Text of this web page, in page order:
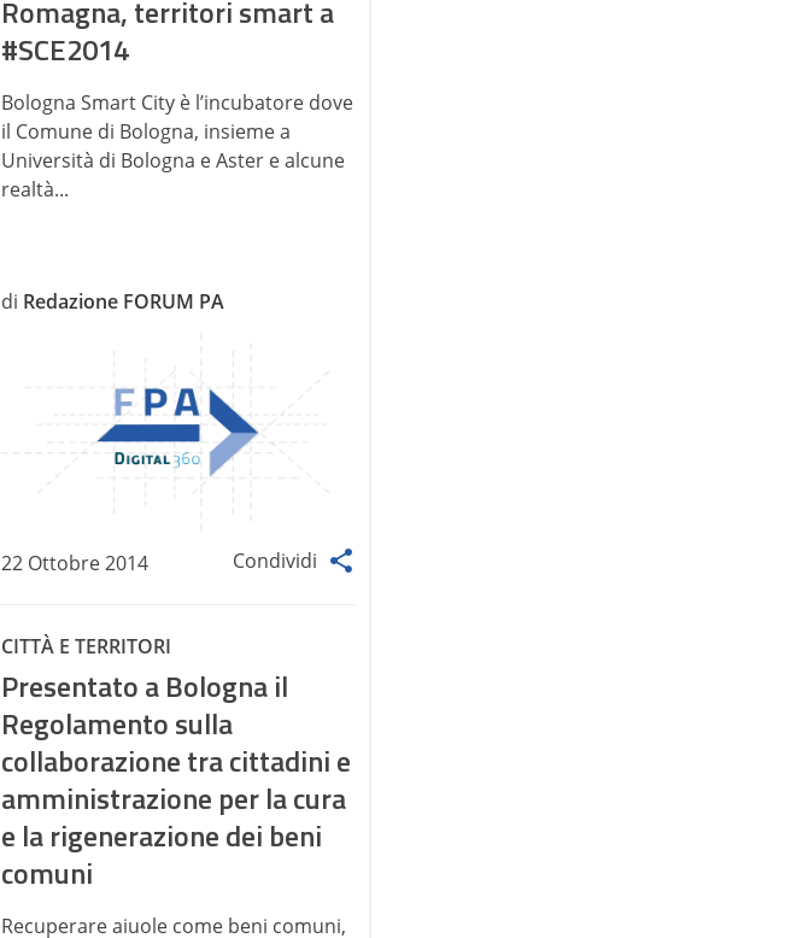
Romagna, territori smart a
#SCE2014
Bologna Smart City è l’incubatore dove
il Comune di Bologna, insieme a
Università di Bologna e Aster e alcune
realtà...
di Redazione FORUM PA
22 Ottobre 2014 Condividi
CITTÀ E TERRITORI
Presentato a Bologna il
Regolamento sulla
collaborazione tra cittadini e
amministrazione per la cura
e la rigenerazione dei beni
comuni
Recuperare aiuole come beni comuni,